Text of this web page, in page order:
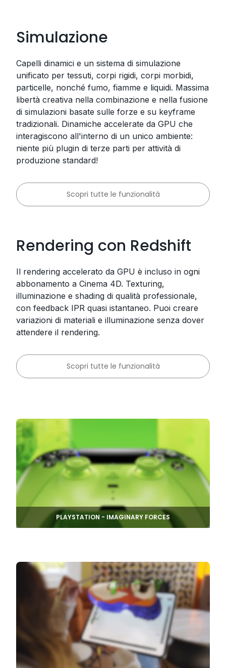
Simulazione
Capelli dinamici e un sistema di simulazione
unificato per tessuti, corpi rigidi, corpi morbidi,
particelle, nonché fumo, fiamme e liquidi. Massima
libertà creativa nella combinazione e nella fusione
di simulazioni basate sulle forze e su keyframe
tradizionali. Dinamiche accelerate da GPU che
interagiscono all'interno di un unico ambiente:
niente più plugin di terze parti per attività di
produzione standard!
Scopri tutte le funzionalità
Rendering con Redshift
Il rendering accelerato da GPU è incluso in ogni
abbonamento a Cinema 4D. Texturing,
illuminazione e shading di qualità professionale,
con feedback IPR quasi istantaneo. Puoi creare
variazioni di materiali e illuminazione senza dover
attendere il rendering.
Scopri tutte le funzionalità
PLAYSTATION - IMAGINARY FORCES